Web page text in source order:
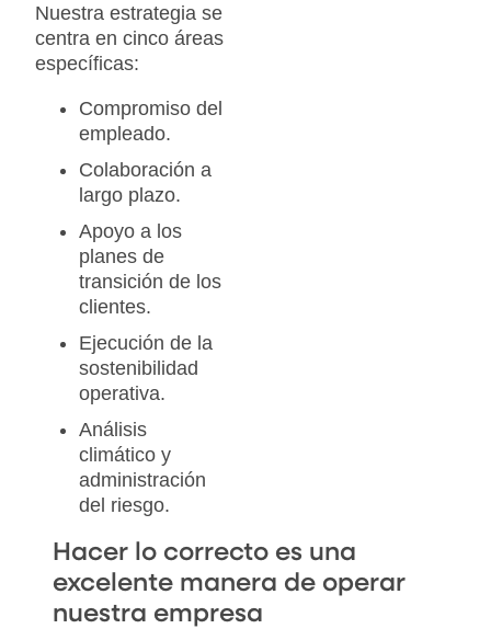
Nuestra estrategia se
centra en cinco áreas
específicas:
Compromiso del
empleado.
Colaboración a
largo plazo.
Apoyo a los
planes de
transición de los
clientes.
Ejecución de la
sostenibilidad
operativa.
Análisis
climático y
administración
del riesgo.
Hacer lo correcto es una
excelente manera de operar
nuestra empresa